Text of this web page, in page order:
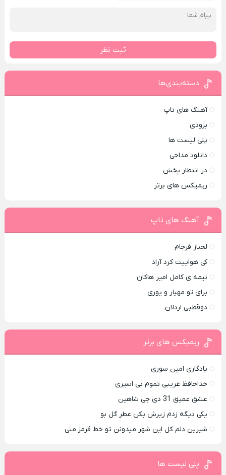
ثبت نظر
دسته‌بندی‌ها
آهنگ های تاپ
بزودی
پلی لیست ها
دانلود مداحی
در انتظار پخش
ریمیکس های برتر
آهنگ های تاپ
لجباز فرجام
کی هواییت کرد آراد
نیمه ی کامل امیر هاکان
برای تو مهیار و پوری
دوقطبی اردلان
ریمیکس های برتر
یادگاری امین سوری
خداحافظ غریبی تموم بی اسیری
عشق عمیق 31 دی جی شاهین
یکی دیگه زدم زیرش بکن عطر گل بو
شیرین دلم کل این شهر میدونن تو خط قرمز منی
پلی لیست ها